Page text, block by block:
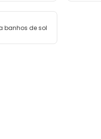
banhos de sol